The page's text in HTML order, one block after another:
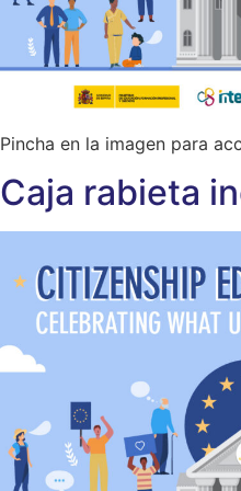
Pincha en la imagen para
Caja rabieta